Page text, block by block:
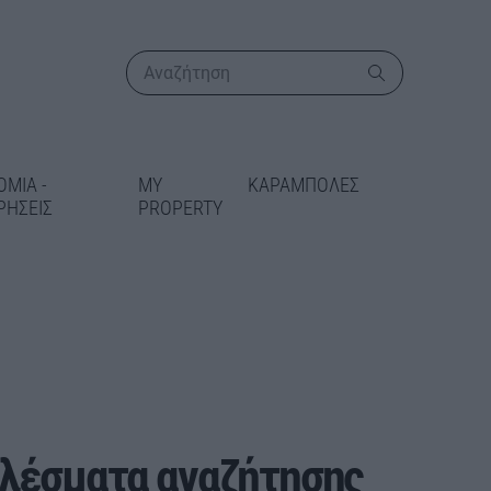
-
MY
PROPERTY
ΚΑΡΑΜΠΟΛΕΣ
στις Γραμμές
5
αναζήτησης